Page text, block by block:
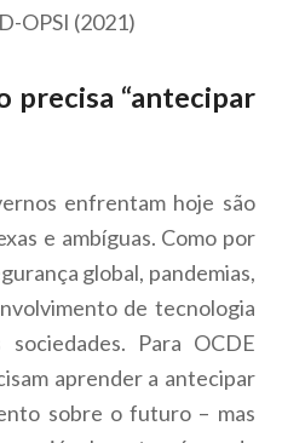
OPSI (2021)
precisa “antecipar
enfrentam hoje são
e ambíguas. Como por
global, pandemias,
de tecnologia
Para OCDE
aprender a antecipar
sobre o futuro – mas